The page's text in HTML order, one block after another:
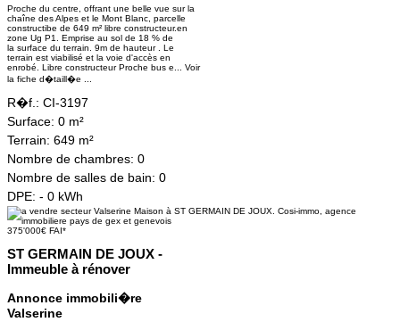
Proche du centre, offrant une belle vue sur la
chaîne des Alpes et le Mont Blanc, parcelle
constructibe de 649 m² libre constructeur.en
zone Ug P1. Emprise au sol de 18 % de
la surface du terrain. 9m de hauteur . Le
terrain est viabilisé et la voie d'accès en
enrobé. Libre constructeur Proche bus e... Voir
la fiche d�taill�e ...
R�f.: CI-3197
Surface: 0 m²
Terrain: 649 m²
Nombre de chambres: 0
Nombre de salles de bain: 0
DPE: - 0 kWh
375'000€ FAI*
ST GERMAIN DE JOUX -
Immeuble à rénover
Annonce immobili�re
Valserine